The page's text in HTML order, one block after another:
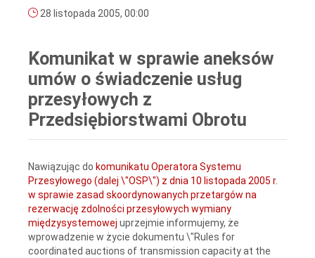
28 listopada 2005, 00:00
Komunikat w sprawie aneksów
umów o świadczenie usług
przesyłowych z
Przedsiębiorstwami Obrotu
Nawiązując do komunikatu Operatora Systemu
Przesyłowego (dalej \"OSP\") z dnia 10 listopada 2005 r.
w sprawie zasad skoordynowanych przetargów na
rezerwację zdolności przesyłowych wymiany
międzysystemowej uprzejmie informujemy, że
wprowadzenie w życie dokumentu \"Rules for
coordinated auctions of transmission capacity at the